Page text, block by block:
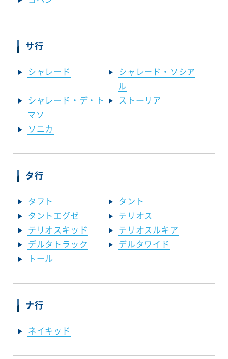
サ行
シャレード
シャレード・ソシア
ル
シャレード・デ・ト
マソ
ストーリア
ソニカ
タ行
タフト
タント
タントエグゼ
テリオス
テリオスキッド
テリオスルキア
デルタトラック
デルタワイド
トール
ナ行
ネイキッド